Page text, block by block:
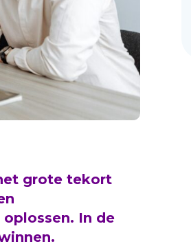
grote tekort
In de